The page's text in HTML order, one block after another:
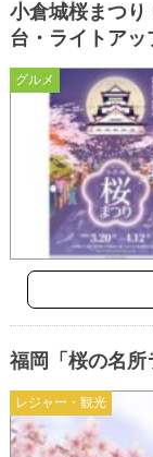
グルメ
小倉城桜まつ
台・ライトアッ
レジャー・観光
福岡「桜の名所